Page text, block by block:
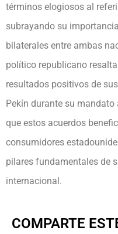
términos elogiosos al
subrayando su
bilaterales entre ambas
político republicano
resultados positivos de
Pekín durante su
que estos acuerdos
consumidores
pilares fundamentales de
internacional.
COMPARTE